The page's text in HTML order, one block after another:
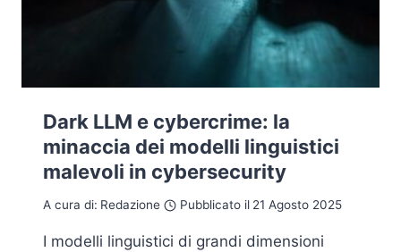
Dark LLM e cybercrime: la
minaccia dei modelli linguistici
malevoli in cybersecurity
A cura di: Redazione Pubblicato il 21 Agosto 2025
I modelli linguistici di grandi dimensioni